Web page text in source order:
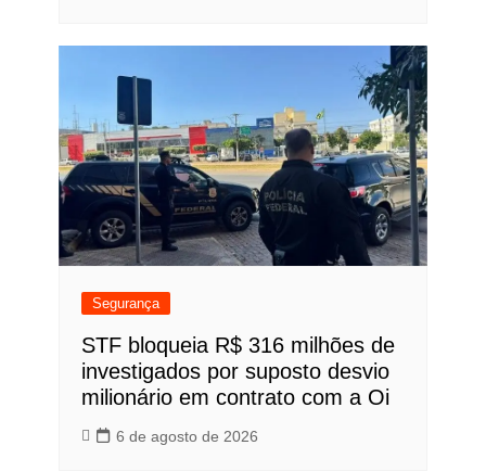
Segurança
STF bloqueia R$ 316 milhões de
investigados por suposto desvio
milionário em contrato com a Oi
6 de agosto de 2026